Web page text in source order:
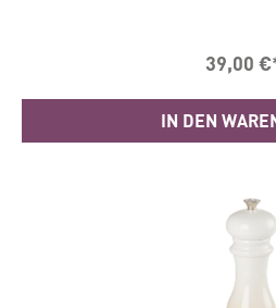
ganzen Welt aus den
können, die Sie von Le
ABS-KunststoffLänge: 6.2
20.8 cm Hergestellt in
39,00
IN DEN